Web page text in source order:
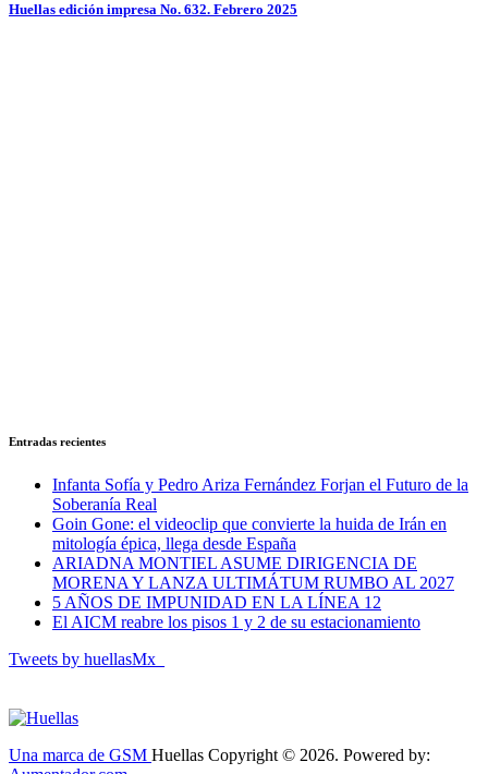
Huellas edición impresa No. 632. Febrero 2025
Entradas recientes
Infanta Sofía y Pedro Ariza Fernández Forjan el Futuro de la
Soberanía Real
Goin Gone: el videoclip que convierte la huida de Irán en
mitología épica, llega desde España
ARIADNA MONTIEL ASUME DIRIGENCIA DE
MORENA Y LANZA ULTIMÁTUM RUMBO AL 2027
5 AÑOS DE IMPUNIDAD EN LA LÍNEA 12
El AICM reabre los pisos 1 y 2 de su estacionamiento
Tweets by huellasMx_
Una marca de GSM Huellas Copyright © 2026. Powered by: